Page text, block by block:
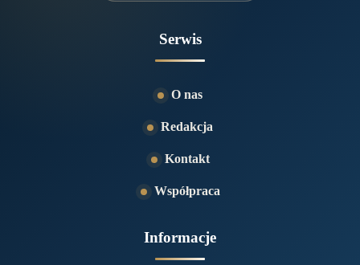
Serwis
O nas
Redakcja
Kontakt
Współpraca
Informacje